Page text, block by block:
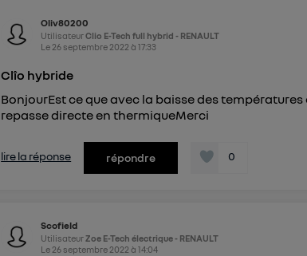
Oliv80200
UtilisateurClio E-Tech full hybrid - RENAULT
Le 26 septembre 2022 à17:33
Clîo hybride
BonjourEst ce que avec la baisse des
repasse directe en thermiqueMerci
lire la réponse répondre 0
Scofield
UtilisateurZoe E-Tech électrique - RENAULT
Le 26 septembre 2022 à14:04
d'informations, veuillez consulterla Politique